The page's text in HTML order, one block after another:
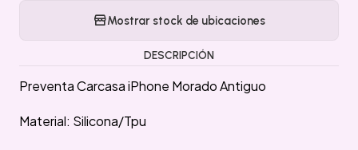
Mostrar stock de ubicaciones
DESCRIPCIÓN
Preventa Carcasa iPhone Morado Antiguo
Material: Silicona/Tpu